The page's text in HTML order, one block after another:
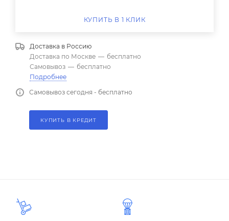
КУПИТЬ В 1 КЛИК
Доставка в Россию
Доставка по Москве — бесплатно
Самовывоз — бесплатно
Подробнее
Самовывоз сегодня - бесплатно
КУПИТЬ В КРЕДИТ